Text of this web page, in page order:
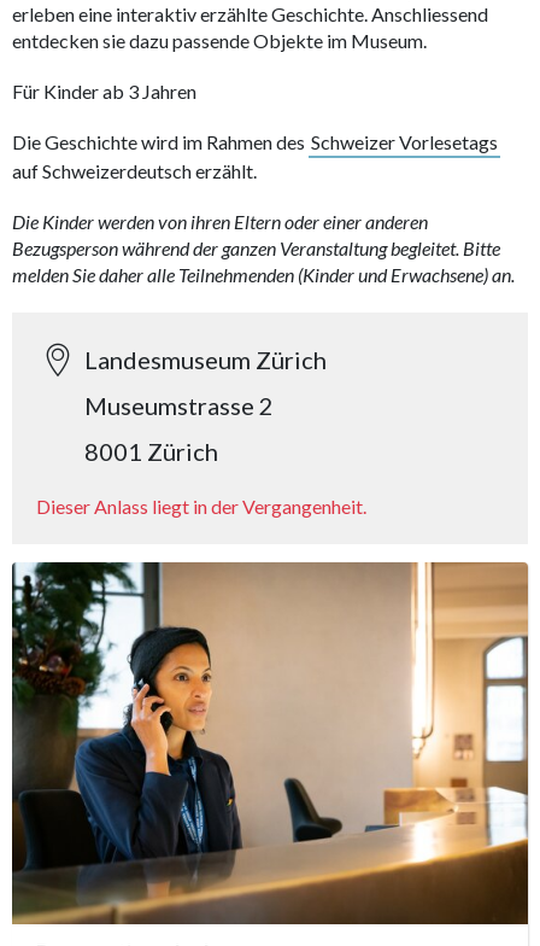
erleben eine interaktiv erzählte Geschichte. Anschliessend
entdecken sie dazu passende Objekte im Museum.
Für Kinder ab 3 Jahren
Die Geschichte wird im Rahmen des Schweizer Vorlesetags
auf Schweizerdeutsch erzählt.
Die Kinder werden von ihren Eltern oder einer anderen
Bezugsperson während der ganzen Veranstaltung begleitet. Bitte
melden Sie daher alle Teilnehmenden (Kinder und Erwachsene) an.
Landesmuseum Zürich
Museumstrasse 2
8001 Zürich
Dieser Anlass liegt in der Vergangenheit.